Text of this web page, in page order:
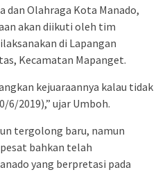
dan Olahraga Kota Manado,
akan diikuti oleh tim
di Lapangan
Kecamatan Mapanget.
kejuaraannya kalau tidak
6/2019),” ujar Umboh.
tergolong baru, namun
bahkan telah
yang berpretasi pada